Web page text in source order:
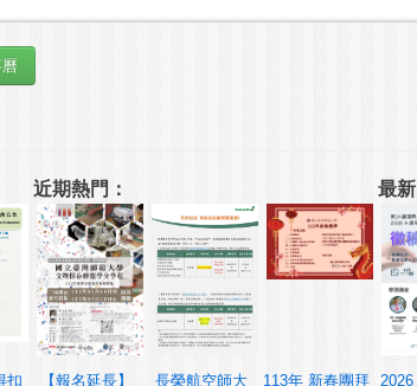
扣
近期熱門：
【報名延長】
長榮航空師大
113年 新春團拜
最新